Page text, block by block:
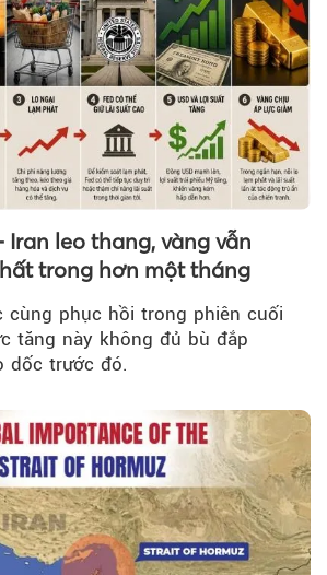
Iran leo thang, vàng vẫn
trong hơn một tháng
cùng phục hồi trong phiên cuối
tăng này không đủ bù đắp
dốc trước đó.